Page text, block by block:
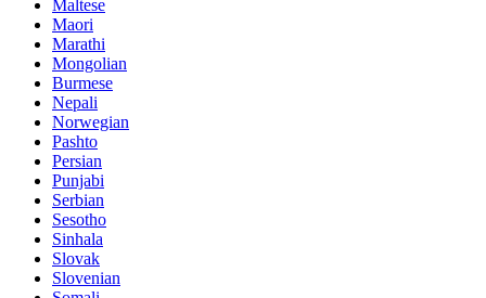
Maltese
Maori
Marathi
Mongolian
Burmese
Nepali
Norwegian
Pashto
Persian
Punjabi
Serbian
Sesotho
Sinhala
Slovak
Slovenian